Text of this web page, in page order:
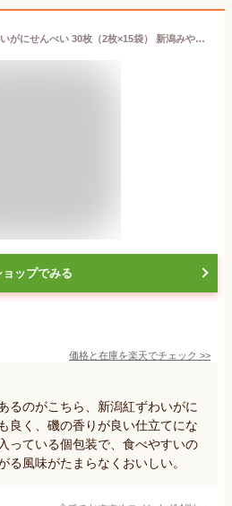
新潟 お土産 新潟紅ずわいがにせんべい 30枚（2枚×15袋） 新潟みやげ ズワイガニ 蟹 かに カニ 夢えちご
ョップでみる
価格と在庫を楽天でチェック >>
るのがこちら、新潟紅ずわいがに
良く、磯の香りが良い仕立てにな
っている個包装で、食べやすいの
る風味がたまらなくおいしい。